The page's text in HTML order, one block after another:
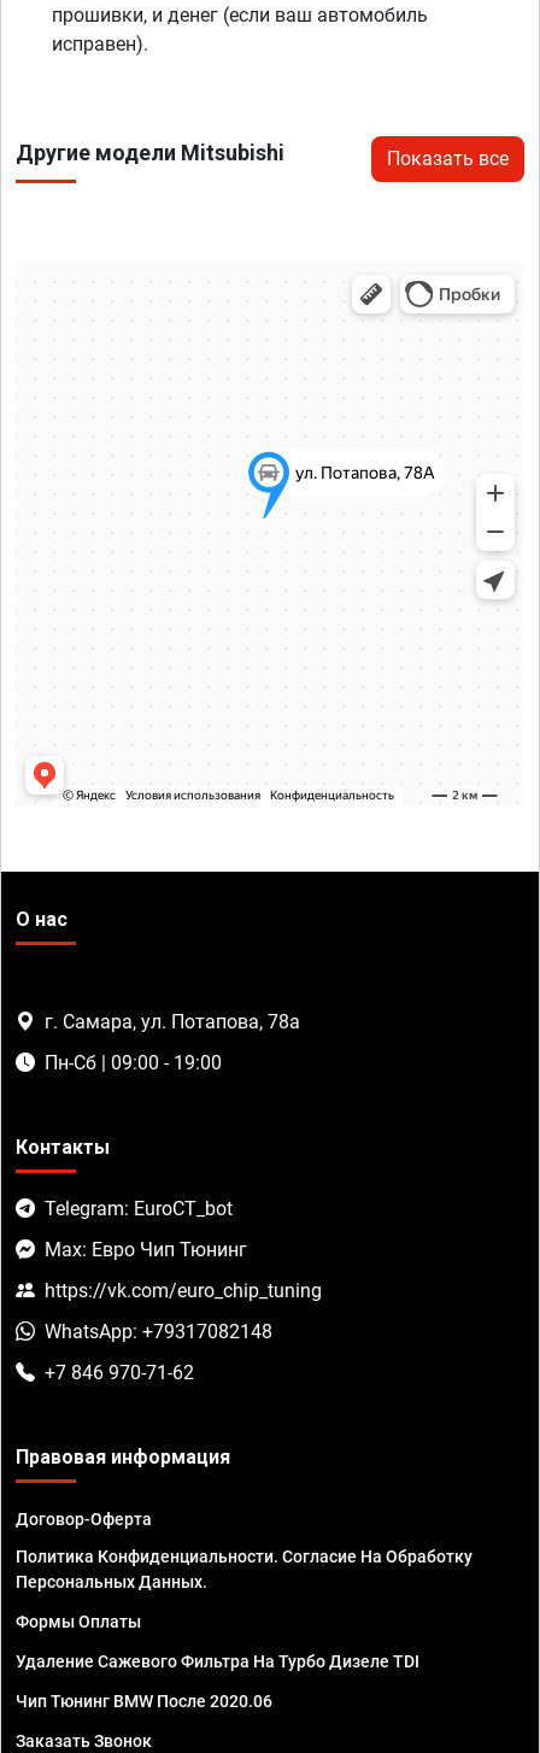
прошивки, и денег (если ваш автомобиль
исправен).
Другие модели Mitsubishi Показать все
О нас
г. Самара, ул. Потапова, 78а
Пн-Сб | 09:00 - 19:00
Контакты
Telegram: EuroCT_bot
Max: Евро Чип Тюнинг
https://vk.com/euro_chip_tuning
WhatsApp: +79317082148
+7 846 970-71-62
Правовая информация
Договор-Оферта
Политика Конфиденциальности. Согласие На Обработку
Персональных Данных.
Формы Оплаты
Удаление Сажевого Фильтра На Турбо Дизеле TDI
Чип Тюнинг BMW После 2020.06
Заказать Звонок